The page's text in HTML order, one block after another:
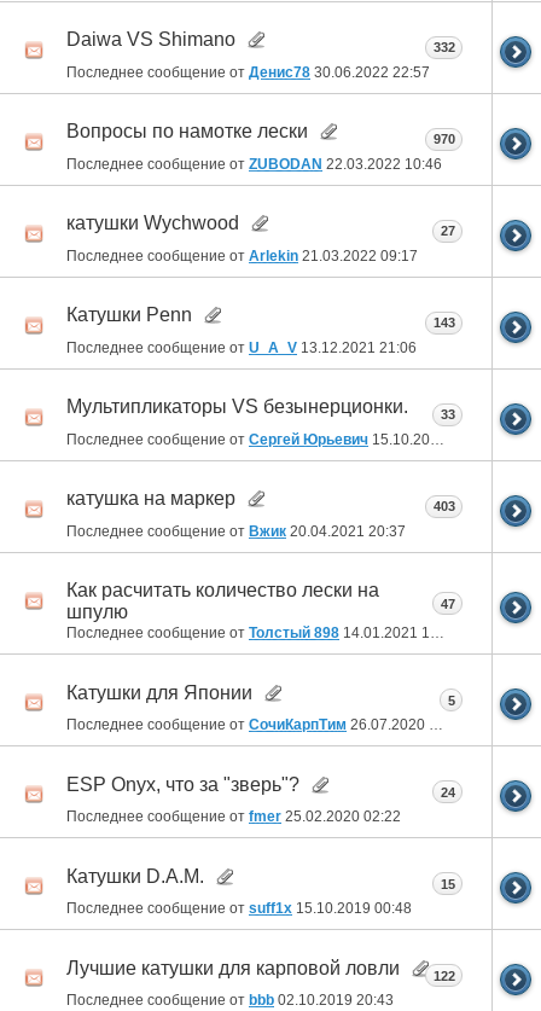
Daiwa VS Shimano
Последнее сообщение от Денис78 30.06.2022 22:57
332
Вопросы по намотке лески
Последнее сообщение от ZUBODAN 22.03.2022 10:46
970
катушки Wychwood
Последнее сообщение от Arlekin 21.03.2022 09:17
27
Катушки Penn
Последнее сообщение от U_A_V 13.12.2021 21:06
143
Мультипликаторы VS безынерционки.
Последнее сообщение от Сергей Юрьевич 15.10.2021
33
катушка на маркер
Последнее сообщение от Вжик 20.04.2021 20:37
403
Как расчитать количество лески на
шпулю
Последнее сообщение от Толстый 898 14.01.2021 10:32
47
Катушки для Японии
Последнее сообщение от СочиКарпТим 26.07.2020 06:47
5
ESP Onyx, что за "зверь"?
Последнее сообщение от fmer 25.02.2020 02:22
24
Катушки D.A.M.
Последнее сообщение от suff1x 15.10.2019 00:48
15
Лучшие катушки для карповой ловли
Последнее сообщение от bbb 02.10.2019 20:43
122